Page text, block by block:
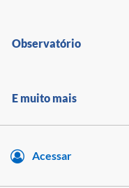
Observatório
E muito mais
Acessar